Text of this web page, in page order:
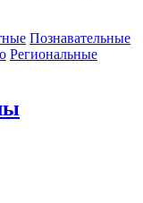
Познавательные
Региональные